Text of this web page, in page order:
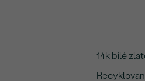
14k bílé